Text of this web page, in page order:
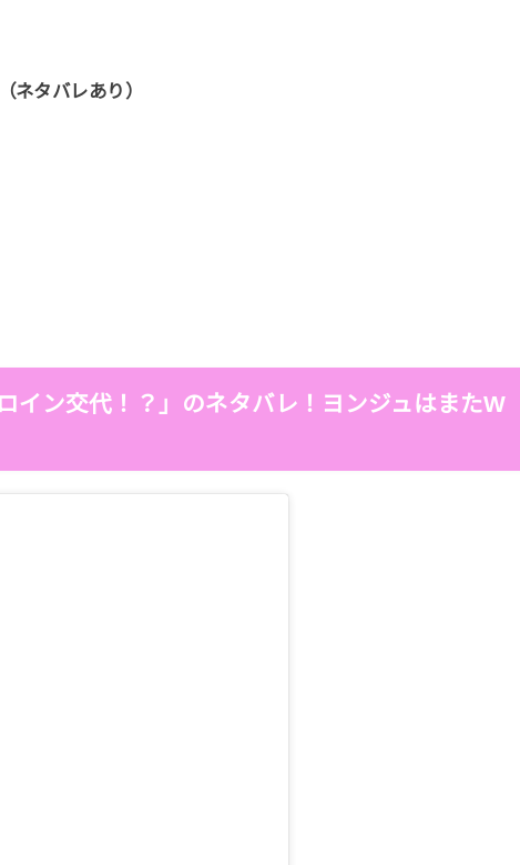
ネタバレあり）
ン交代！？」のネタバレ！ヨンジュはまたW